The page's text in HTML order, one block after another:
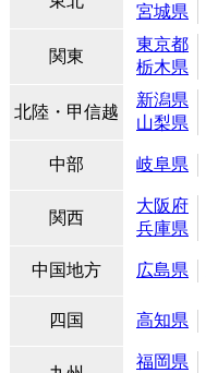
宮城県
関東
東京都
栃木県
北陸・甲信越
新潟県
山梨県
中部 岐阜県
関西
大阪府
兵庫県
中国地方 広島県
四国 高知県
福岡県